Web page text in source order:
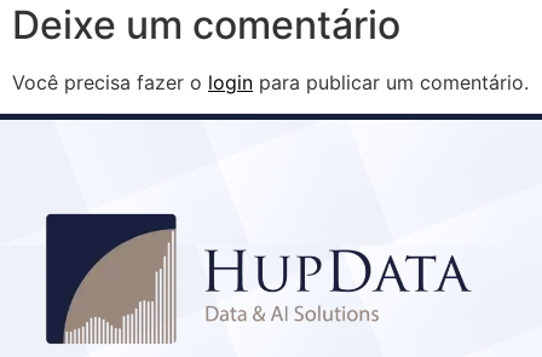
Deixe um comentário
Você precisa fazer o login para publicar um comentário.